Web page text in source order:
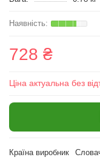
728 ₴
Ціна актуальна без
Країна виробник